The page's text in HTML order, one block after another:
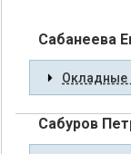
Сабанеева
Окладные
Сабуров